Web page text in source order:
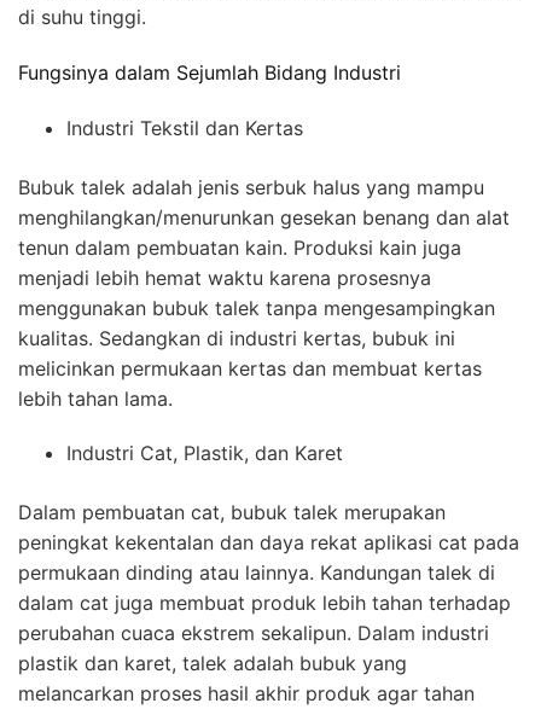
di suhu tinggi.
Fungsinya dalam Sejumlah Bidang Industri
Industri Tekstil dan Kertas
Bubuk talek adalah jenis serbuk halus yang mampu
menghilangkan/menurunkan gesekan benang dan alat
tenun dalam pembuatan kain. Produksi kain juga
menjadi lebih hemat waktu karena prosesnya
menggunakan bubuk talek tanpa mengesampingkan
kualitas. Sedangkan di industri kertas, bubuk ini
melicinkan permukaan kertas dan membuat kertas
lebih tahan lama.
Industri Cat, Plastik, dan Karet
Dalam pembuatan cat, bubuk talek merupakan
peningkat kekentalan dan daya rekat aplikasi cat pada
permukaan dinding atau lainnya. Kandungan talek di
dalam cat juga membuat produk lebih tahan terhadap
perubahan cuaca ekstrem sekalipun. Dalam industri
plastik dan karet, talek adalah bubuk yang
melancarkan proses hasil akhir produk agar tahan